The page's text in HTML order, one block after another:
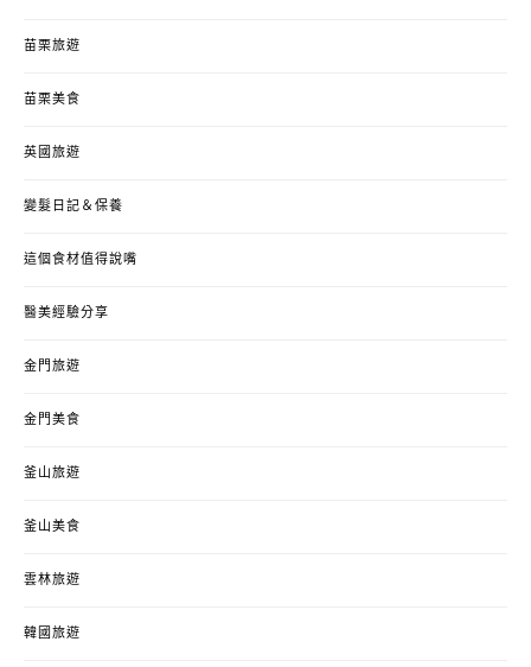
苗栗旅遊
苗栗美食
英國旅遊
變髮日記＆保養
這個食材值得說嘴
醫美經驗分享
金門旅遊
金門美食
釜山旅遊
釜山美食
雲林旅遊
韓國旅遊